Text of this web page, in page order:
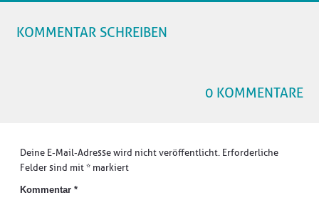
KOMMENTAR SCHREIBEN
0 KOMMENTARE
Deine E-Mail-Adresse wird nicht veröffentlicht. Erforderliche
Felder sind mit *markiert
Kommentar *